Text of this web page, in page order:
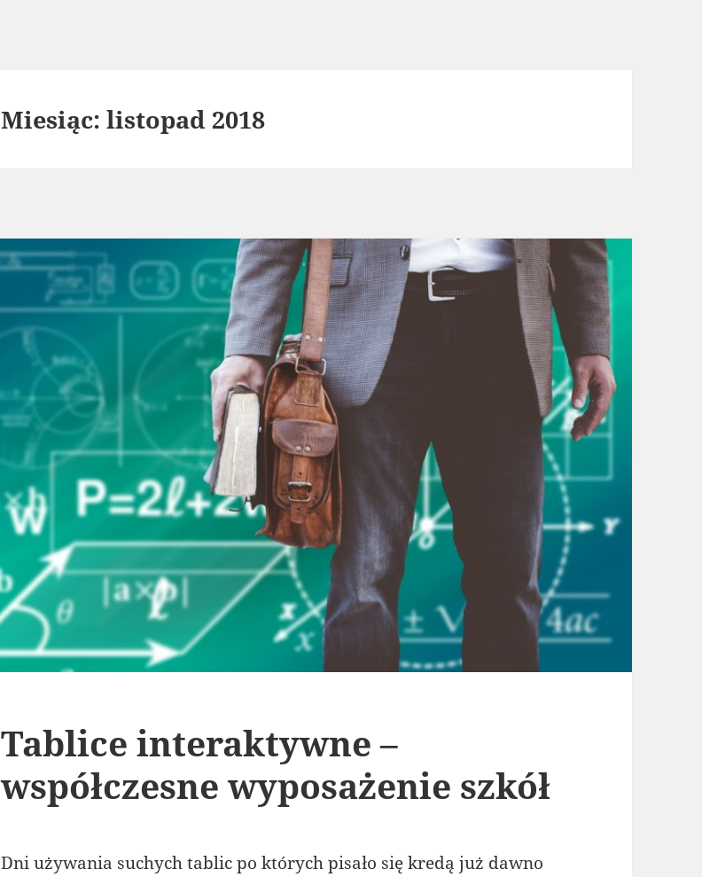
Miesiąc:listopad 2018
Tablice interaktywne –
współczesne wyposażenie szkół
Dni używania suchych tablic po których pisało się kredą już dawno